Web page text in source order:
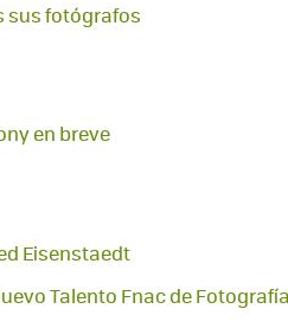
sus fotógrafos
en breve
Eisenstaedt
Talento Fnac de